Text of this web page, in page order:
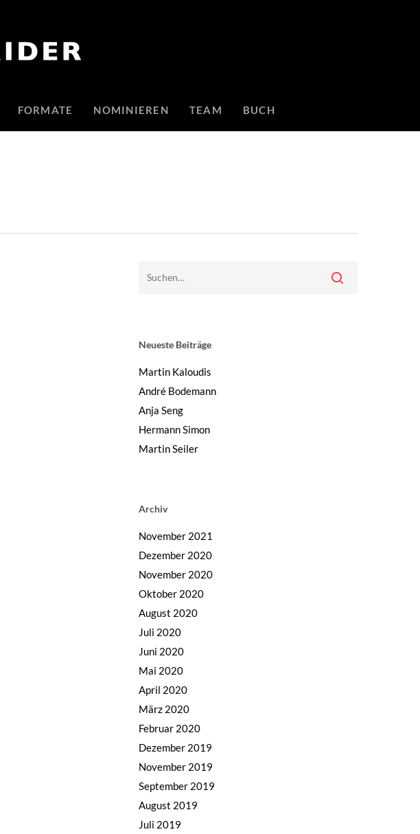
FORMATE NOMINIEREN TEAM BUCH
Neueste Beiträge
Martin Kaloudis
André Bodemann
Anja Seng
Hermann Simon
Martin Seiler
Archiv
November 2021
Dezember 2020
November 2020
Oktober 2020
August 2020
Juli 2020
Juni 2020
Mai 2020
April 2020
März 2020
Februar 2020
Dezember 2019
November 2019
September 2019
August 2019
Juli 2019